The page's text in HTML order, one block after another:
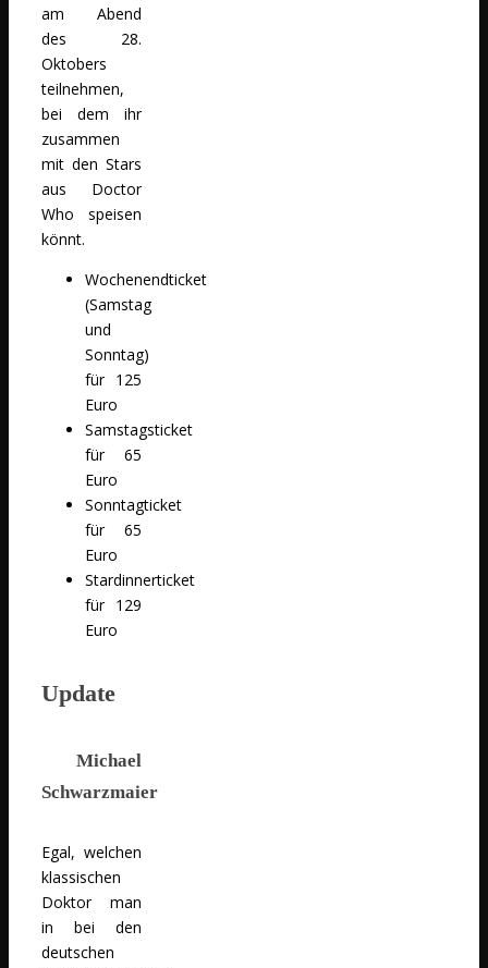
am Abend
des 28.
Oktobers
teilnehmen,
bei dem ihr
zusammen
mit den Stars
aus Doctor
Who speisen
könnt.
Wochenendticket
(Samstag
und
Sonntag)
für 125
Euro
Samstagsticket
für 65
Euro
Sonntagticket
für 65
Euro
Stardinnerticket
für 129
Euro
Update
Michael
Schwarzmaier
Egal, welchen
klassischen
Doktor man
in bei den
deutschen